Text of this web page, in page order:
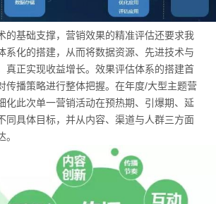
的基础支撑，营销效果的精准评估还要求我
系化的搭建，从而将数据资源、先进技术与
真正实现收益增长。效果评估体系的搭建首
传播策略进行整体把握。在年度/大型主题营
化此次单一营销活动在预热期、引爆期、延
同具体目标，并从内容、渠道与人群三方面